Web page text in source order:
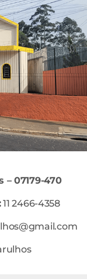
– 07179-470
11 2466-4358